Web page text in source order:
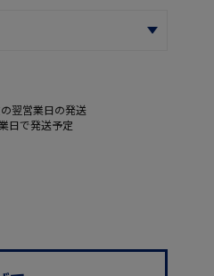
翌営業日の発送
日で発送予定